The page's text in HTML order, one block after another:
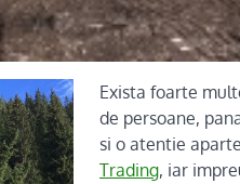
Exista foarte
de persoane,
si o atentie
Trading, iar